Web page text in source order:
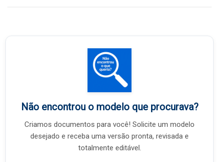
Não encontrou o modelo que procurava?
Criamos documentos para você! Solicite um modelo
desejado e receba uma versão pronta, revisada e
totalmente editável.